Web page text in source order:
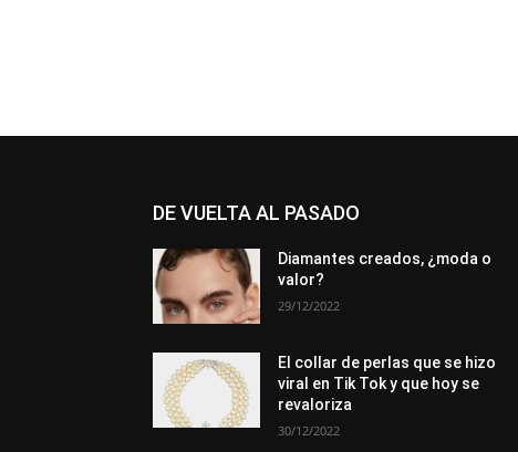
DE VUELTA AL PASADO
Diamantes creados, ¿moda o
valor?
29/12/2022
El collar de perlas que se hizo
viral en Tik Tok y que hoy se
revaloriza
30/12/2022